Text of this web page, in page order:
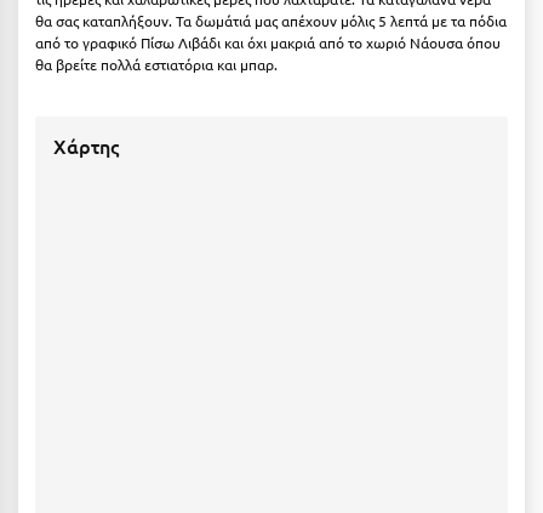
Παρνασσός
Πάτμος
θα σας καταπλήξουν. Τα δωμάτιά μας απέχουν μόλις 5 λεπτά με τα πόδια
από το γραφικό Πίσω Λιβάδι και όχι μακριά από το χωριό Νάουσα όπου
θα βρείτε πολλά εστιατόρια και μπαρ.
Χάρτης